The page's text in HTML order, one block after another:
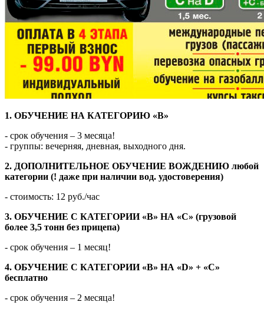
1. ОБУЧЕНИЕ НА КАТЕГОРИЮ «В»
- срок обучения – 3 месяца!
- группы: вечерняя, дневная, выходного дня.
2. ДОПОЛНИТЕЛЬНОЕ ОБУЧЕНИЕ ВОЖДЕНИЮ любой
категории (! даже при наличии вод. удостоверения)
- стоимость: 12 руб./час
3. ОБУЧЕНИЕ С КАТЕГОРИИ «В» НА «С» (грузовой
более 3,5 тонн без прицепа)
- срок обучения – 1 месяц!
4. ОБУЧЕНИЕ С КАТЕГОРИИ «В» НА «D» + «С»
бесплатно
- срок обучения – 2 месяца!